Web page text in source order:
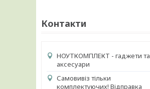
Контакти
НОУТКОМПЛЕКТ - гаджети та
аксесуари
Самовивіз тільки
комплектуючих! Відправка